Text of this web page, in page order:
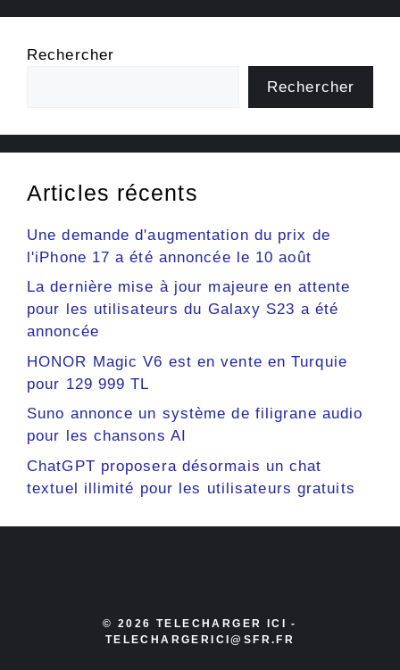
Rechercher
Rechercher
Articles récents
Une demande d'augmentation du prix de
l'iPhone 17 a été annoncée le 10 août
La dernière mise à jour majeure en attente
pour les utilisateurs du Galaxy S23 a été
annoncée
HONOR Magic V6 est en vente en Turquie
pour 129 999 TL
Suno annonce un système de filigrane audio
pour les chansons AI
ChatGPT proposera désormais un chat
textuel illimité pour les utilisateurs gratuits
© 2026 TELECHARGER ICI -
TELECHARGERICI@SFR.FR